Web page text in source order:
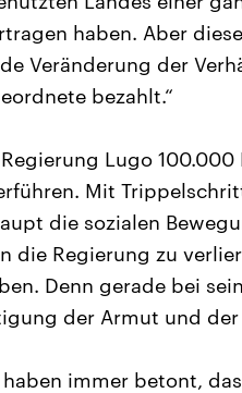
haben. Aber
Veränderung der
bezahlt.“
Lugo
Mit
die sozialen
die Regierung zu
Denn gerade bei
der Armut und
haben immer betont,